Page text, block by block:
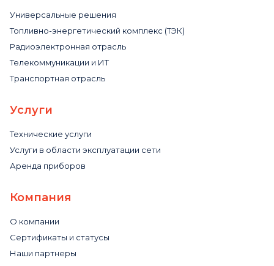
Универсальные решения
Топливно-энергетический комплекс (ТЭК)
Радиоэлектронная отрасль
Телекоммуникации и ИТ
Транспортная отрасль
Услуги
Технические услуги
Услуги в области эксплуатации сети
Аренда приборов
Компания
О компании
Сертификаты и статусы
Наши партнеры